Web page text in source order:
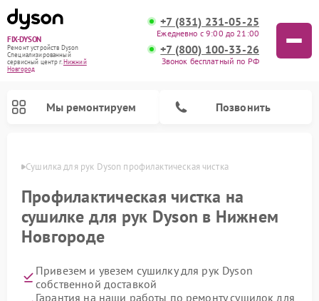
FIX-DYSON
Ремонт устройств Dyson
Специализированный
cервисный центр г.Нижний
Новгород
+7 (831) 231-05-25
Ежедневно с 9:00 до 21:00
+7 (800) 100-33-26
Звонок бесплатный по РФ
Мы ремонтируем Позвонить
Сушилка для рук Dyson профилактическая чистка
Профилактическая чистка на
сушилке для рук Dyson в Нижнем
Новгороде
Привезем и увезем сушилку для рук Dyson
собственной доставкой
Гарантия на наши работы по ремонту сушилок для